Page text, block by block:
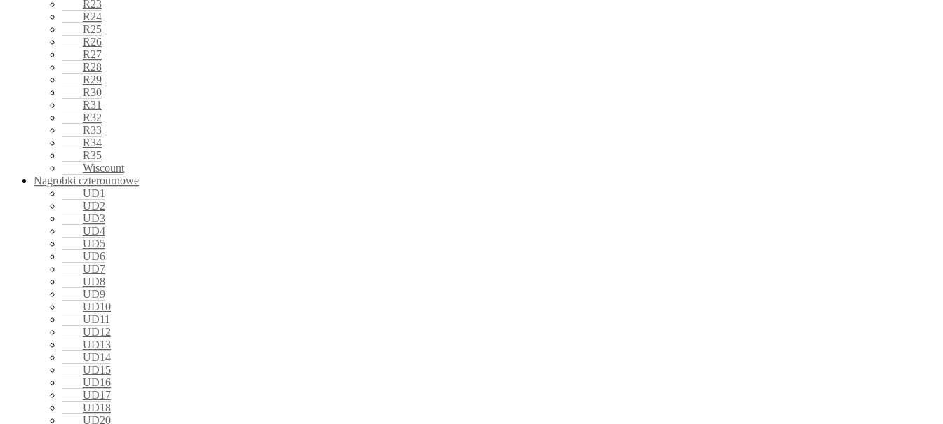
R23
R24
R25
R26
R27
R28
R29
R30
R31
R32
R33
R34
R35
Wiscount
Nagrobki czterournowe
UD1
UD2
UD3
UD4
UD5
UD6
UD7
UD8
UD9
UD10
UD11
UD12
UD13
UD14
UD15
UD16
UD17
UD18
UD20